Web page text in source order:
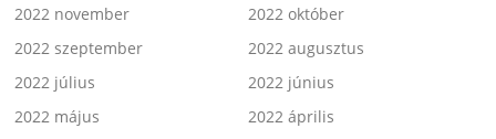
2022 november
2022 október
2022 szeptember
2022 augusztus
2022 július
2022 június
2022 május
2022 április